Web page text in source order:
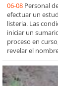
06-08 Personal
efectuar un
listeria. Las
iniciar un
proceso en
revelar el